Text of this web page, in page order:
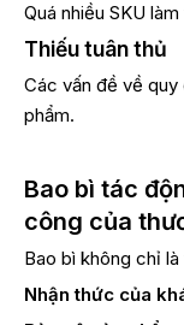
Quá nhiều SKU
Thiếu tuân thủ
Các vấn đề về
phẩm.
Bao bì tác
công của
Bao bì không chỉ
Nhận thức của